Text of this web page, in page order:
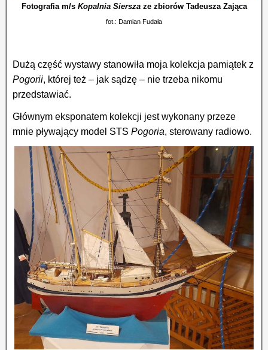
Fotografia m/s Kopalnia Sierszaze zbiorów Tadeusza Zająca
fot.: Damian Fudała
Dużą część wystawy stanowiła moja kolekcja pamiątek z
Pogorii, której też – jak sądzę – nie trzeba nikomu
przedstawiać.
Głównym eksponatem kolekcji jest wykonany przeze
mnie pływający model STS Pogoria, sterowany radiowo.